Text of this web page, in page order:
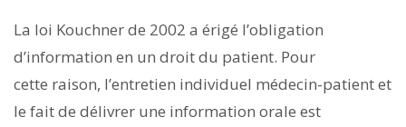
La loi Kouchner de 2002 a érigé l’obligation
d’information en un droit du patient. Pour
cette raison, l’entretien individuel médecin-patient et
le fait de délivrer une information orale est